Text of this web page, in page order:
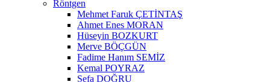
Röntgen
Mehmet Faruk ÇETİNTAŞ
Ahmet Enes MORAN
Hüseyin BOZKURT
Merve BÖÇGÜN
Fadime Hanım SEMİZ
Kemal POYRAZ
Sefa DOĞRU